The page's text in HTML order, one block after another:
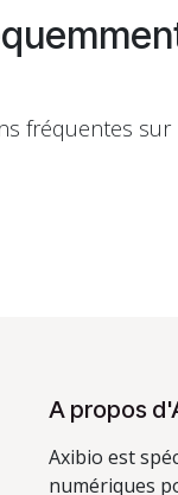
fréquentes sur
A propos
Axibio est
numériques